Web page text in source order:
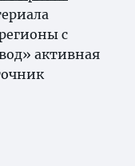
с
активная